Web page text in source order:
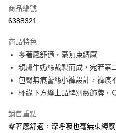
信用卡分期付款
合作金庫商業銀行
華南商業銀行
上海商業儲蓄銀行
國泰世華商業銀行
臺灣中小企業銀行
聯邦商業銀行
元大商業銀行
6 期 0 利率 每期
華南商業銀行
上海商業儲蓄銀行
國泰世華商業銀行
匯豐（台灣）商業銀行
聯邦商業銀行
超商取貨付款
LINE Pay
街口支付
商品編號
6388321
商品特色
零著感舒適，毫無束縛感
親膚牛奶絲裁製而成，宛若第
包臀無痕蕾絲小褲設計，褲痕
杯緣下方縫上品牌別緻飾牌，
銷售重點
零著感舒適，深呼吸也毫無束縛感